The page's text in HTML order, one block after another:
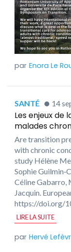
Enora Le
SANTÉ 14
Les enjeux de
malades
Are transition
with chronic
study Hélène
Sophie
Céline Gabarro,
Jacquin.
https://doi.org/
LIRE LA SUITE
Hervé